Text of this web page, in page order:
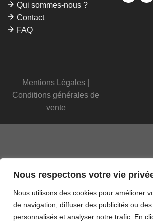
Nous respectons votre vie
Nous utilisons des cookies pour améliorer
de navigation, diffuser des publicités ou
personnalisés et analyser notre trafic. En
Qui sommes-nous ?
Contact
FAQ
Mentions Légales
Conditions générales de
vente